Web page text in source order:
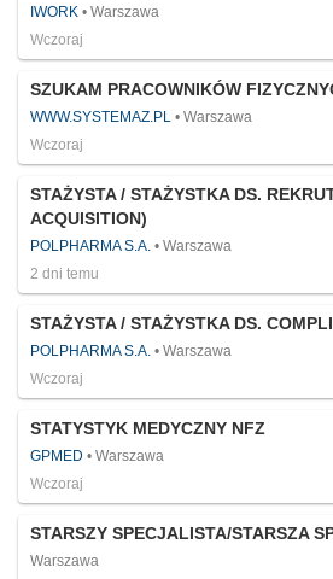
IWORK
Warszawa
Wczoraj
SZUKAM PRACOWNIKÓW
WWW.SYSTEMAZ.PL
Warszawa
Wczoraj
STAŻYSTA / STAŻYSTKA DS.
ACQUISITION)
POLPHARMA S.A.
Warszawa
2 dni temu
STAŻYSTA / STAŻYSTKA DS.
POLPHARMA S.A.
Warszawa
Wczoraj
STATYSTYK MEDYCZNY NFZ
GPMED
Warszawa
Wczoraj
STARSZY SPECJALISTA/STARSZA
Warszawa